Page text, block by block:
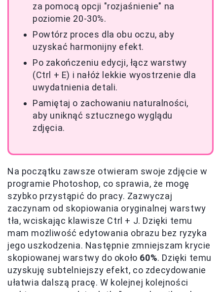
za pomocą opcji "rozjaśnienie" na
poziomie 20-30%.
Powtórz proces dla obu oczu, aby
uzyskać harmonijny efekt.
Po zakończeniu edycji, łącz warstwy
(Ctrl + E) i nałóż lekkie wyostrzenie dla
uwydatnienia detali.
Pamiętaj o zachowaniu naturalności,
aby uniknąć sztucznego wyglądu
zdjęcia.
Na początku zawsze otwieram swoje zdjęcie w
programie Photoshop, co sprawia, że mogę
szybko przystąpić do pracy. Zazwyczaj
zaczynam od skopiowania oryginalnej warstwy
tła, wciskając klawisze Ctrl + J. Dzięki temu
mam możliwość edytowania obrazu bez ryzyka
jego uszkodzenia. Następnie zmniejszam krycie
skopiowanej warstwy do około 60%. Dzięki temu
uzyskuję subtelniejszy efekt, co zdecydowanie
ułatwia dalszą pracę. W kolejnej kolejności